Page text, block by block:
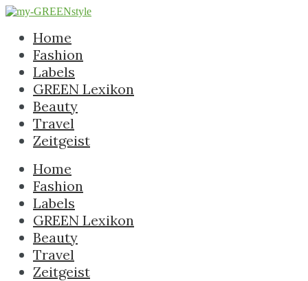
Home
Fashion
Labels
GREEN Lexikon
Beauty
Travel
Zeitgeist
Home
Fashion
Labels
GREEN Lexikon
Beauty
Travel
Zeitgeist